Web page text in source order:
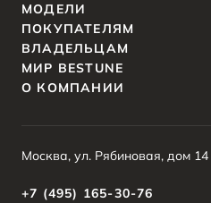
МОДЕЛИ
ПОКУПАТЕЛЯМ
ВЛАДЕЛЬЦАМ
МИР BESTUNE
О КОМПАНИИ
Москва, ул. Рябиновая, дом 14
+7 (495) 165-30-76